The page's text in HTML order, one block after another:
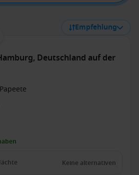
Empfehlung
Deutschland auf der
Keine alternativen